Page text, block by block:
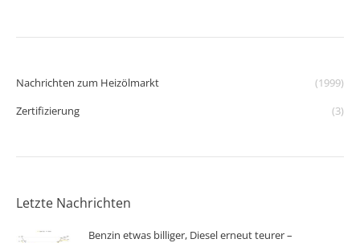
Nachrichten zum Heizölmarkt
(1999)
Zertifizierung
(3)
Letzte Nachrichten
Benzin etwas billiger, Diesel erneut teurer –